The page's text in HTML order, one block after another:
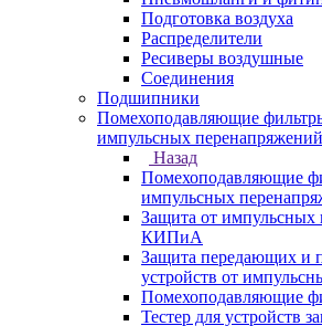
Подготовка воздуха
Распределители
Ресиверы воздушные
Соединения
Подшипники
Помехоподавляющие
импульсных перенапряжений
Назад
Помехоподавляющие
импульсных
Защита от импульсных
КИПиА
Защита передающих и
устройств от
Помехоподавляющие
Тестер для устройств